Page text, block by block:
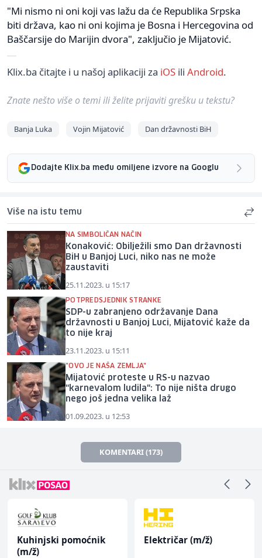
"Mi nismo ni oni koji vas lažu da će Republika Srpska
biti država, kao ni oni kojima je Bosna i Hercegovina od
Baščarsije do Marijin dvora", zaključio je Mijatović.
Klix.ba čitajte i u našoj aplikaciji za iOS ili Android.
Znate nešto više o temi ili želite prijaviti grešku u tekstu?
Banja Luka Vojin Mijatović Dan državnosti BiH
Dodajte Klix.ba među omiljene izvore na Googlu
Više na istu temu
NA SIMBOLIČAN NAČIN
Konaković: Obilježili smo Dan državnosti
BiH u Banjoj Luci, niko nas ne može
zaustaviti
25.11.2023. u 15:17
POTPREDSJEDNIK STRANKE
SDP-u zabranjeno održavanje Dana
državnosti u Banjoj Luci, Mijatović kaže da
to nije kraj
23.11.2023. u 15:11
"OVO JE NAŠA ZEMLJA"
Mijatović proteste u RS-u nazvao
"karnevalom ludila": To nije ništa drugo
nego još jedna velika laž
01.09.2023. u 12:53
KOMENTARI (173)
Kuhinjski pomoćnik
(m/ž)
Električar (m/ž)